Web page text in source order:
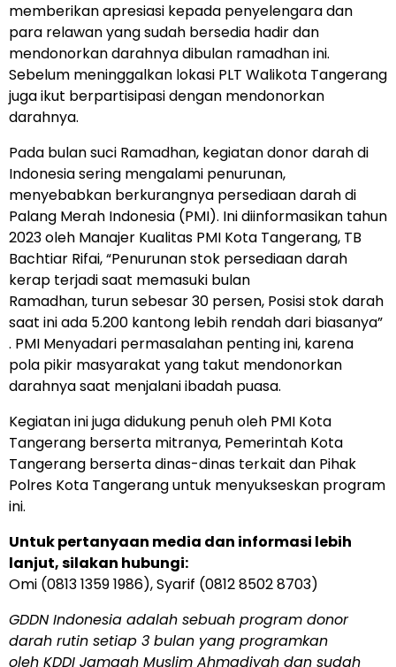
memberikan apresiasi kepada penyelengara dan
para relawan yang sudah bersedia hadir dan
mendonorkan darahnya dibulan ramadhan ini.
Sebelum meninggalkan lokasi PLT Walikota Tangerang
juga ikut berpartisipasi dengan mendonorkan
darahnya.
Pada bulan suci Ramadhan, kegiatan donor darah di
Indonesia sering mengalami penurunan,
menyebabkan berkurangnya persediaan darah di
Palang Merah Indonesia (PMI). Ini diinformasikan tahun
2023 oleh Manajer Kualitas PMI Kota Tangerang, TB
Bachtiar Rifai, “Penurunan stok persediaan darah
kerap terjadi saat memasuki bulan
Ramadhan, turun sebesar 30 persen, Posisi stok darah
saat ini ada 5.200 kantong lebih rendah dari biasanya”
. PMI Menyadari permasalahan penting ini, karena
pola pikir masyarakat yang takut mendonorkan
darahnya saat menjalani ibadah puasa.
Kegiatan ini juga didukung penuh oleh PMI Kota
Tangerang berserta mitranya, Pemerintah Kota
Tangerang berserta dinas-dinas terkait dan Pihak
Polres Kota Tangerang untuk menyukseskan program
ini.
Untuk pertanyaan media dan informasi lebih
lanjut, silakan hubungi:
Omi (0813 1359 1986), Syarif (0812 8502 8703)
GDDN Indonesia adalah sebuah program donor
darah rutin setiap 3 bulan yang programkan
oleh KDDI Jamaah Muslim Ahmadiyah dan sudah